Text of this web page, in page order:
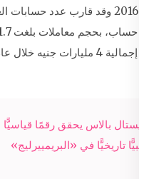
إجمالية 4 مليارات جنيه خلال عام 2016.
Post
navigation
كريستال بالاس يحقق رقمًا قياسيًّا
سلبيًّا تاريخيًّا في «البريمييرليج»